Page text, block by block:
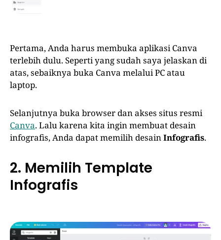
Pertama, Anda harus membuka aplikasi Canva
terlebih dulu. Seperti yang sudah saya jelaskan di
atas, sebaiknya buka Canva melalui PC atau
laptop.
Selanjutnya buka browser dan akses situs resmi
Canva. Lalu karena kita ingin membuat desain
infografis, Anda dapat memilih desainInfografis.
2. Memilih Template
Infografis